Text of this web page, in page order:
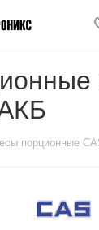
порционные